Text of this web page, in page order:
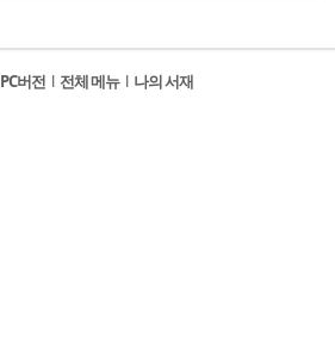
PC버전 l 전체 메뉴 l 나의 서재